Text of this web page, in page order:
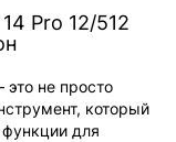
Pro 12/512
не просто
который
для